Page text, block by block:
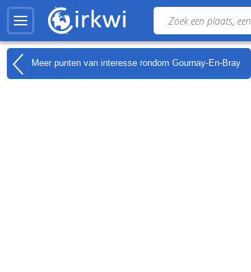
Meer punten van interesse rondom Gournay-En-Bray